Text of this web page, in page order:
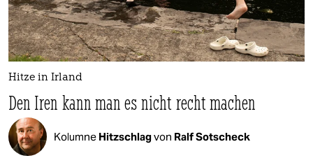
Hitze in Irland
Den Iren kann man es nicht recht machen
Kolumne Hitzschlagvon Ralf Sotscheck